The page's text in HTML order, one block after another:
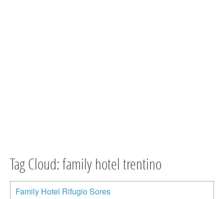
Tag Cloud: family hotel trentino
Family Hotel Rifugio Sores